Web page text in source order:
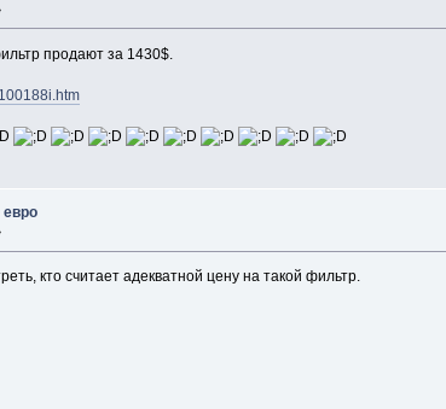
продают за 1430$.
евро
кто считает адекватной цену на такой фильтр.